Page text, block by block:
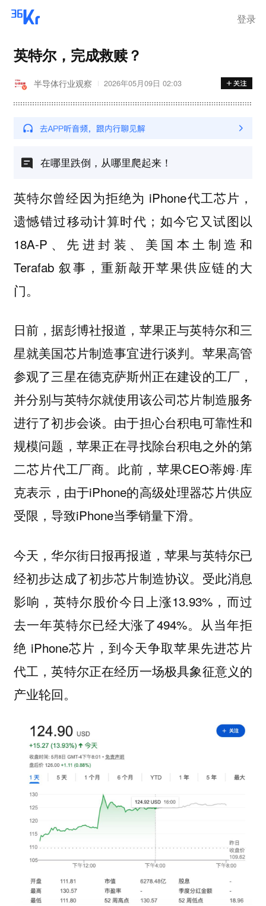
登录
英特尔，完成救赎？
半导体行业观察 2026年05月09日 02:03
在哪里跌倒，从哪里爬起来！
英特尔曾经因为拒绝为 iPhone代工芯片，
遗憾错过移动计算时代；如今它又试图以
18A-P、先进封装、美国本土制造和
Terafab 叙事，重新敲开苹果供应链的大
门。
日前，据彭博社报道，苹果正与英特尔和三
星就美国芯片制造事宜进行谈判。苹果高管
参观了三星在德克萨斯州正在建设的工厂，
并分别与英特尔就使用该公司芯片制造服务
进行了初步会谈。由于担心台积电可靠性和
规模问题，苹果正在寻找除台积电之外的第
二芯片代工厂商。此前，苹果CEO蒂姆·库
克表示，由于iPhone的高级处理器芯片供应
受限，导致iPhone当季销量下滑。
今天，华尔街日报再报道，苹果与英特尔已
经初步达成了初步芯片制造协议。 受此消息
影响，英特尔股价今日上涨13.93%，而过
去一年英特尔已经大涨了494%。从当年拒
绝 iPhone芯片，到今天争取苹果先进芯片
代工，英特尔正在经历一场极具象征意义的
产业轮回。